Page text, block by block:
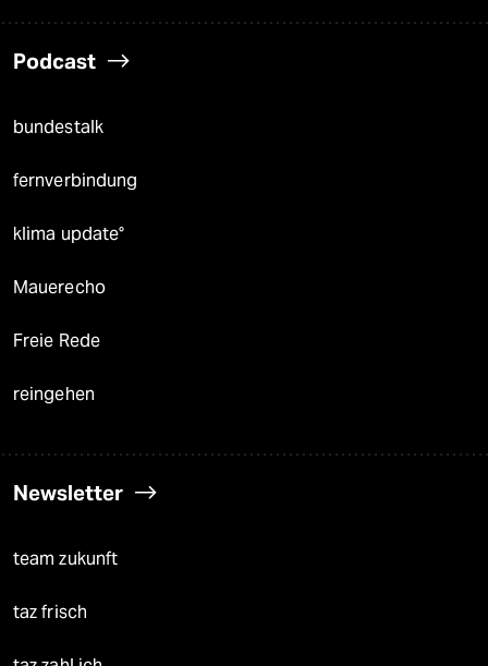
Podcast
bundestalk
fernverbindung
klima update°
Mauerecho
Freie Rede
reingehen
Newsletter
team zukunft
taz frisch